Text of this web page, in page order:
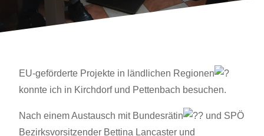
EU-geförderte Projekte in ländlichen Regionen
konnte ich in Kirchdorf und Pettenbach besuchen.
Nach einem Austausch mit Bundesrätin
und SPÖ
Bezirksvorsitzender Bettina Lancaster und